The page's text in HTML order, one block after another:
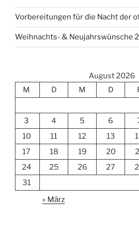
Vorbereitungen für die Nacht der
Weihnachts- & Neujahrswünsche
August 2026
M
D M D
3
4 5 6
10
11 12 13
17
18 19 20
24
25 26 27
31
« März